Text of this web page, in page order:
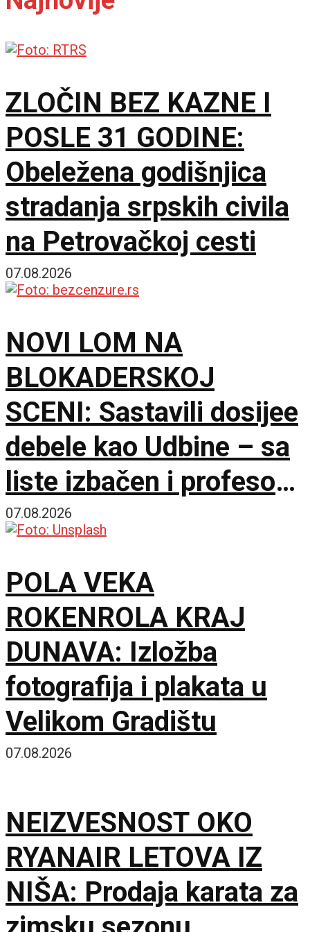
ZLOČIN BEZ KAZNE I
POSLE 31 GODINE:
Obeležena godišnjica
stradanja srpskih civila
na Petrovačkoj cesti
07.08.2026
NOVI LOM NA
BLOKADERSKOJ
SCENI: Sastavili dosijee
debele kao Udbine – sa
liste izbačen i profesor
Milo Lompar
07.08.2026
POLA VEKA
ROKENROLA KRAJ
DUNAVA: Izložba
fotografija i plakata u
Velikom Gradištu
07.08.2026
NEIZVESNOST OKO
RYANAIR LETOVA IZ
NIŠA: Prodaja karata za